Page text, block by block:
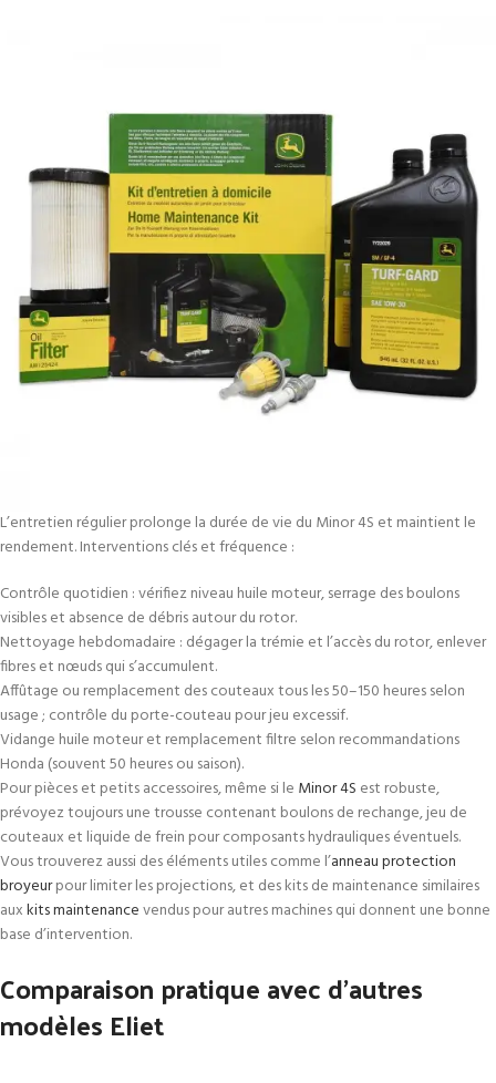
L’entretien régulier prolonge la durée de vie du Minor 4S et maintient le
rendement. Interventions clés et fréquence :
Contrôle quotidien : vérifiez niveau huile moteur, serrage des boulons
visibles et absence de débris autour du rotor.
Nettoyage hebdomadaire : dégager la trémie et l’accès du rotor, enlever
fibres et nœuds qui s’accumulent.
Affûtage ou remplacement des couteaux tous les 50–150 heures selon
usage ; contrôle du porte-couteau pour jeu excessif.
Vidange huile moteur et remplacement filtre selon recommandations
Honda (souvent 50 heures ou saison).
Pour pièces et petits accessoires, même si le Minor 4S est robuste,
prévoyez toujours une trousse contenant boulons de rechange, jeu de
couteaux et liquide de frein pour composants hydrauliques éventuels.
Vous trouverez aussi des éléments utiles comme l’anneau protection
broyeurpour limiter les projections, et des kits de maintenance similaires
auxkits maintenancevendus pour autres machines qui donnent une bonne
base d’intervention.
Comparaison pratique avec d’autres
modèles Eliet